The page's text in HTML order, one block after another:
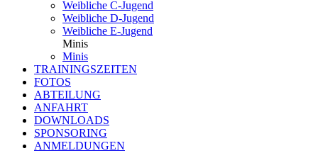
Weibliche C-Jugend
Weibliche D-Jugend
Weibliche E-Jugend
Minis
Minis
TRAININGSZEITEN
FOTOS
ABTEILUNG
ANFAHRT
DOWNLOADS
SPONSORING
ANMELDUNGEN